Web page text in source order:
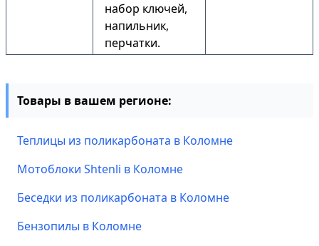
набор ключей,
напильник,
перчатки.
Товары в вашем регионе:
Теплицы из поликарбоната в Коломне
Мотоблоки Shtenli в Коломне
Беседки из поликарбоната в Коломне
Бензопилы в Коломне